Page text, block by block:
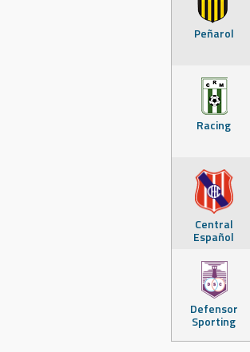
Peñarol
Racing
Central
Español
Defensor
Sporting